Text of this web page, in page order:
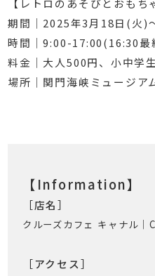
【レトロのあそびとおもち
期間｜2025年3月18日(火)
時間｜9:00-17:00(16:30最
料金｜大人500円、小中学
場所｜関門海峡ミュージア
【Information】
［店名］
クルーズカフェ キャナル
［アクセス］